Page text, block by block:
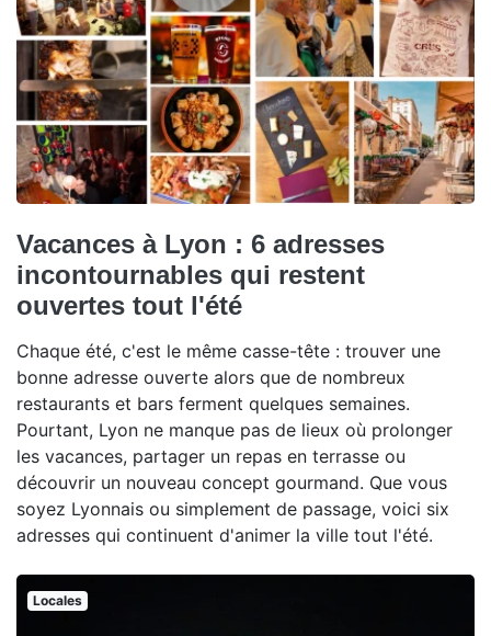
Vacances à Lyon : 6 adresses
incontournables qui restent
ouvertes tout l'été
Chaque été, c'est le même casse-tête : trouver une
bonne adresse ouverte alors que de nombreux
restaurants et bars ferment quelques semaines.
Pourtant, Lyon ne manque pas de lieux où prolonger
les vacances, partager un repas en terrasse ou
découvrir un nouveau concept gourmand. Que vous
soyez Lyonnais ou simplement de passage, voici six
adresses qui continuent d'animer la ville tout l'été.
Locales